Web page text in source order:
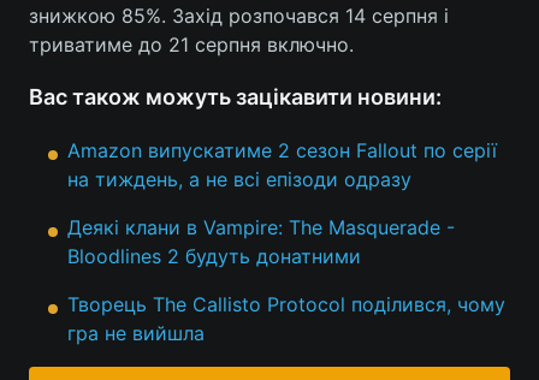
Архів Вакансії
Контакти
Послуги
знижкою 85%. Захід розпочався 14 серпня і
триватиме до 21 серпня включно.
Вас також можуть зацікавити новини:
Amazon випускатиме 2 сезон Fallout по серії
на тиждень, а не всі епізоди одразу
Деякі клани в Vampire: The Masquerade -
Bloodlines 2 будуть донатними
Творець The Callisto Protocol поділився, чому
гра не вийшла